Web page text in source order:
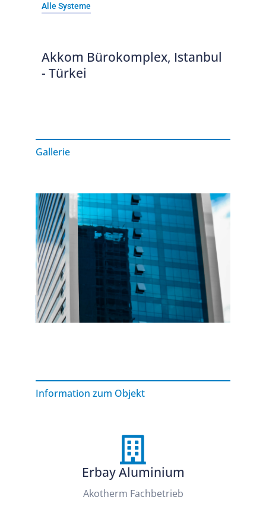
Alle Systeme
Akkom Bürokomplex, Istanbul
- Türkei
Gallerie
Information zum Objekt
Erbay Aluminium
Akotherm Fachbetrieb